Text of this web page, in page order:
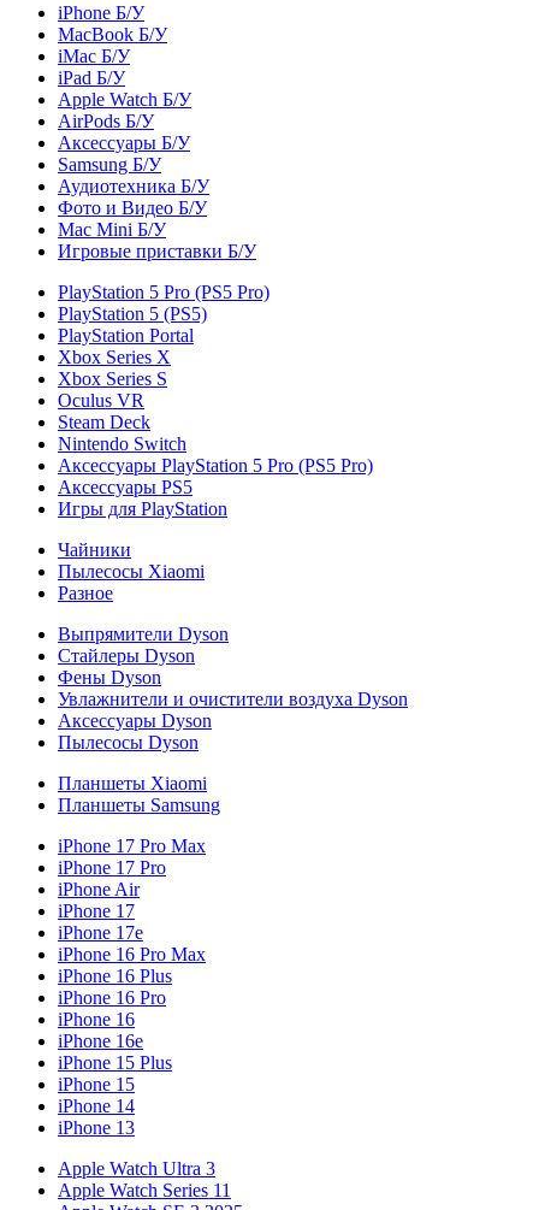
iPhone Б/У
MacBook Б/У
iMac Б/У
iPad Б/У
Apple Watch Б/У
AirPods Б/У
Аксессуары Б/У
Samsung Б/У
Аудиотехника Б/У
Фото и Видео Б/У
Mac Mini Б/У
Игровые приставки Б/У
PlayStation 5 Pro (PS5 Pro)
PlayStation 5 (PS5)
PlayStation Portal
Xbox Series X
Xbox Series S
Oculus VR
Steam Deck
Nintendo Switch
Аксессуары PlayStation 5 Pro (PS5 Pro)
Аксессуары PS5
Игры для PlayStation
Чайники
Пылесосы Xiaomi
Разное
Выпрямители Dyson
Стайлеры Dyson
Фены Dyson
Увлажнители и очистители воздуха Dyson
Аксессуары Dyson
Пылесосы Dyson
Планшеты Xiaomi
Планшеты Samsung
iPhone 17 Pro Max
iPhone 17 Pro
iPhone Air
iPhone 17
iPhone 17e
iPhone 16 Pro Max
iPhone 16 Plus
iPhone 16 Pro
iPhone 16
iPhone 16e
iPhone 15 Plus
iPhone 15
iPhone 14
iPhone 13
Apple Watch Ultra 3
Apple Watch Series 11